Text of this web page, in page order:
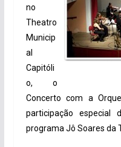
no
Theatro
Municip
al
Capitóli
o, o
Concerto com a
participação especial
programa Jô Soares da